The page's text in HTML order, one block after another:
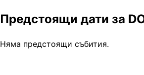
Предстоящи дати за
Няма предстоящи събития.